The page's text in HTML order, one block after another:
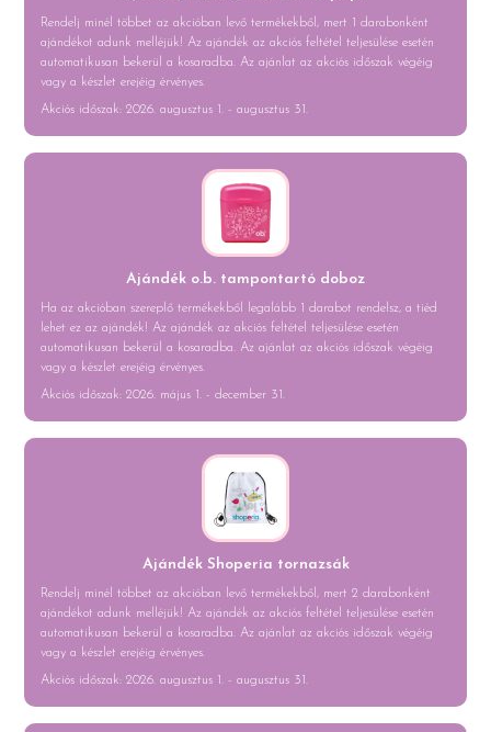
Rendelj minél többet az akcióban levő termékekből, mert 1 darabonként
ajándékot adunk melléjük! Az ajándék az akciós feltétel teljesülése esetén
automatikusan bekerül a kosaradba. Az ajánlat az akciós időszak végéig
vagy a készlet erejéig érvényes.
Akciós időszak: 2026. augusztus 1. - augusztus 31.
Ajándék o.b. tampontartó doboz
Ha az akcióban szereplő termékekből legalább 1 darabot rendelsz, a tiéd
lehet ez az ajándék! Az ajándék az akciós feltétel teljesülése esetén
automatikusan bekerül a kosaradba. Az ajánlat az akciós időszak végéig
vagy a készlet erejéig érvényes.
Akciós időszak: 2026. május 1. - december 31.
Ajándék Shoperia tornazsák
Rendelj minél többet az akcióban levő termékekből, mert 2 darabonként
ajándékot adunk melléjük! Az ajándék az akciós feltétel teljesülése esetén
automatikusan bekerül a kosaradba. Az ajánlat az akciós időszak végéig
vagy a készlet erejéig érvényes.
Akciós időszak: 2026. augusztus 1. - augusztus 31.